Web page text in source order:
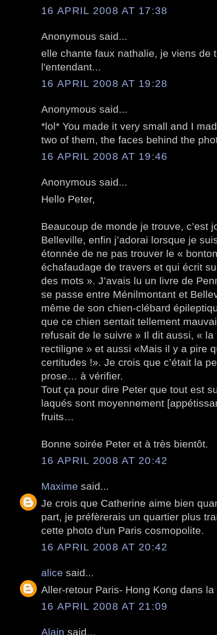
16 APRIL 2008 AT 17:38
Anonymous said...
elle chante faux nathalie, je viens de
l'entendant...
16 APRIL 2008 AT 19:28
Anonymous said...
*lol* You made it very small and I
two of them, the faces behind the
16 APRIL 2008 AT 19:46
Anonymous said...
Hello Peter,
Beaucoup de monde je trouve, c’est
Belleville, enfin j’adorai lorsque je
étonnée de ne pas trouver le «
échafaudage de travers et qui écrit
des mots ». J’avais lu un livre de
se passe entre Ménilmontant et
même de son chien-clébard
que ce chien sentait tellement
refusait de le suivre » Il dit aussi, «
rectiligne » et aussi «Mais il y a pire
certitudes !». Je crois que c’était la
prose… à vérifier.
Tout ça pour dire Peter que tout est
laqués sont moyennement
fruits…
Bonne soirée Peter et à très bientôt.
16 APRIL 2008 AT 20:42
Maxime said...
Je crois que Catherine aime bien
part, je préfèrerais un quartier plus
cette photo d'un Paris cosmopolite.
16 APRIL 2008 AT 20:42
alice said...
Aller-retour Paris- Hong Kong dans
16 APRIL 2008 AT 21:09
Alain said...